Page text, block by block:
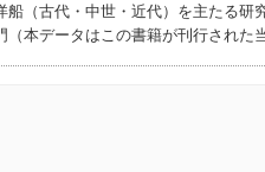
船（古代・中世・近代）を主たる
（本データはこの書籍が刊行された